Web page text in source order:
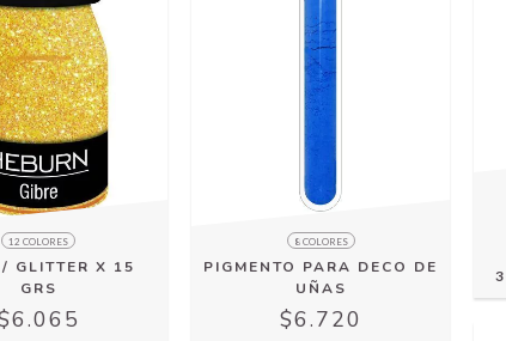
12 COLORES
/ GLITTER X 15
GRS
8 COLORES
PIGMENTO PARA DECO DE
UÑAS
$6.720
3